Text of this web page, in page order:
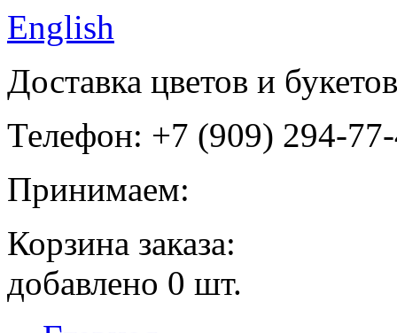
English
Доставка цветов и
Телефон: +7 (909) 294-
Принимаем:
Корзина заказа:
добавлено 0 шт.